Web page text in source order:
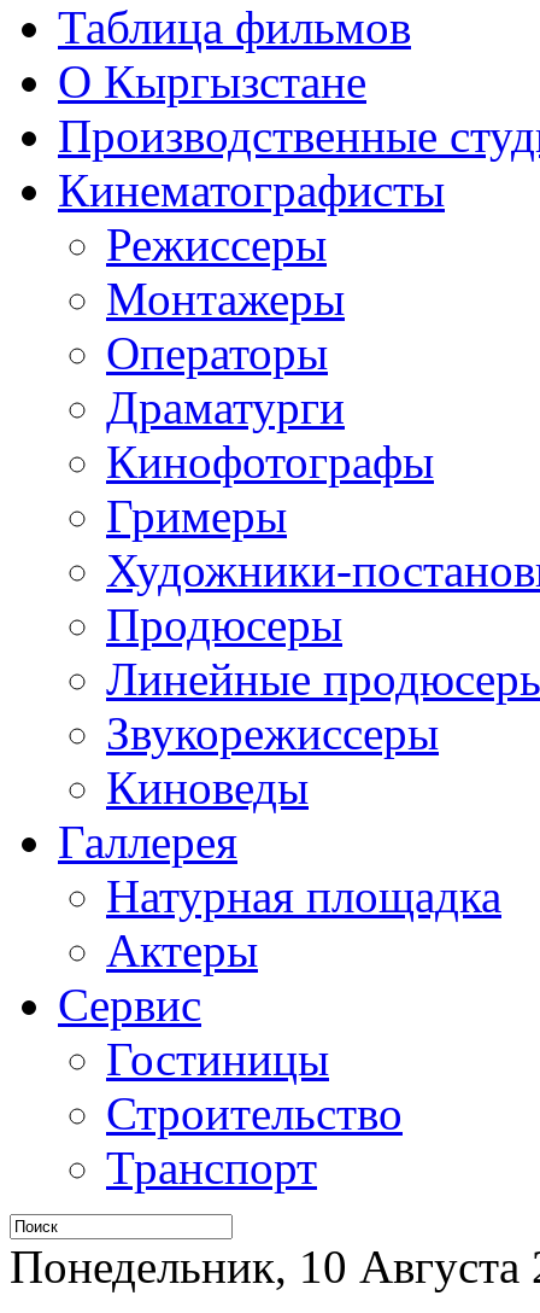
Таблица фильмов
О Кыргызстане
Производственные
Кинематографисты
Режиссеры
Монтажеры
Операторы
Драматурги
Кинофотографы
Гримеры
Художники-
Продюсеры
Линейные
Звукорежиссеры
Киноведы
Галлерея
Натурная площадка
Актеры
Сервис
Гостиницы
Строительство
Транспорт
Понедельник, 10 Августа